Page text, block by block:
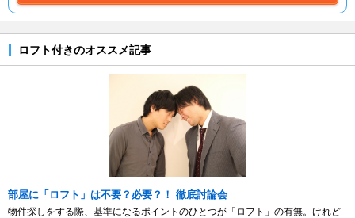
ロフト付きのオススメ記事
部屋に「ロフト」は不要？必要？！ 徹底討論会
物件探しをする際、基準になるポイントのひとつが「ロフト」の有無。けれど